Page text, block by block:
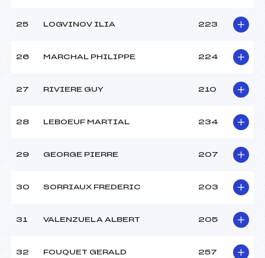
25 LOGVINOV ILIA 223
26 MARCHAL PHILIPPE 224
27 RIVIERE GUY 210
28 LEBOEUF MARTIAL 234
29 GEORGE PIERRE 207
30 SORRIAUX FREDERIC 203
31 VALENZUELA ALBERT 205
32 FOUQUET GERALD 257